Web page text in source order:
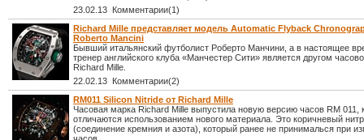
23.02.13 Комментарии(1)
Richard Mille представляет модель Automatic Flyback
Roberto Mancini
Бывший итальянский футболист Роберто Манчини, а в настоящее
тренер английского клуба «Манчестер Сити» является другом
Richard Mille.
22.02.13 Комментарии(2)
RM011 Silicon Nitride от Richard Mille
Часовая марка Richard Mille выпустила новую версию часов RM 011,
отличаются использованием нового материала. Это коричневый
(соединение кремния и азота), который ранее не принималься при